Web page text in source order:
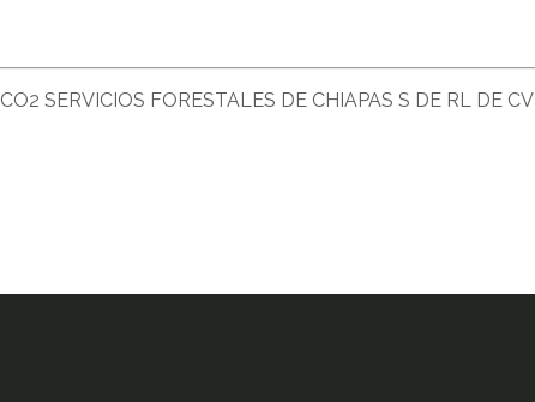
CO2 SERVICIOS FORESTALES DE CHIAPAS S DE RL DE CV